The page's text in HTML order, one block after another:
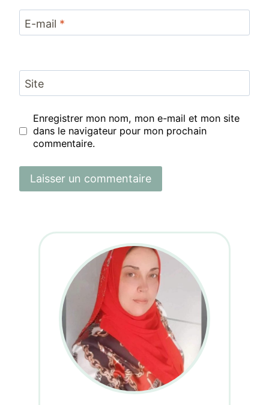
E-mail *
Site
Enregistrer mon nom, mon e-mail et mon site
dans le navigateur pour mon prochain
commentaire.